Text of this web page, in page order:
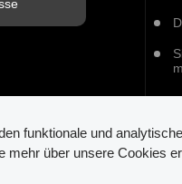
Reserved.
funktionale und
mehr über unsere Cookies